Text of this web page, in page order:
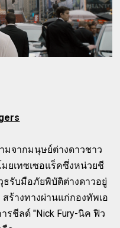
จากมนุษย์ต่างดาวชาว
ยเทซเซอแร็คซึ่งหน่วยชี
ธรับมือภัยพิบัติต่างดาวอยู่
ร้างทางผ่านแก่กองทัพเอ
รชีลด์ "Nick Fury-นิค ฟิว